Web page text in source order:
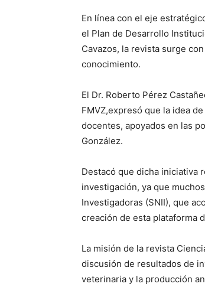
En línea con el eje
el Plan de Desarrollo
Cavazos, la revista surge
conocimiento.
El Dr. Roberto Pérez
FMVZ,expresó que la idea
docentes, apoyados en las
González.
Destacó que dicha iniciativa
investigación, ya que
Investigadoras (SNII), que
creación de esta plataforma
La misión de la revista
discusión de resultados de
veterinaria y la producción